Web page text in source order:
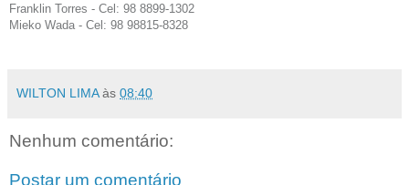
Franklin Torres - Cel: 98 8899-1302
Mieko Wada - Cel: 98 98815-8328
WILTON LIMA às 08:40
Nenhum comentário:
Postar um comentário